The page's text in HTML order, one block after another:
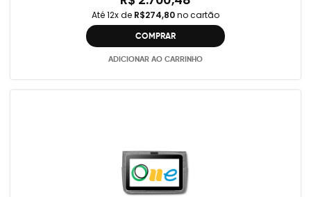
Até 12x de R$274,80no cartão
COMPRAR
ADICIONAR AO CARRINHO